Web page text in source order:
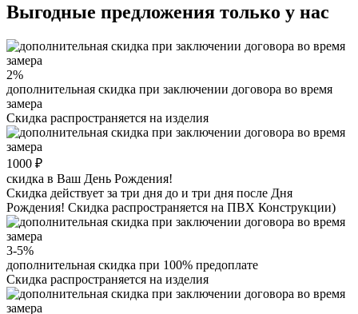
Выгодные предложения только у нас
2%
дополнительная скидка при заключении договора во время
замера
Скидка распространяется на изделия
1000 ₽
скидка в Ваш День Рождения!
Скидка действует за три дня до и три дня после Дня
Рождения! Скидка распространяется на ПВХ Конструкции)
3-5%
дополнительная скидка при 100% предоплате
Скидка распространяется на изделия